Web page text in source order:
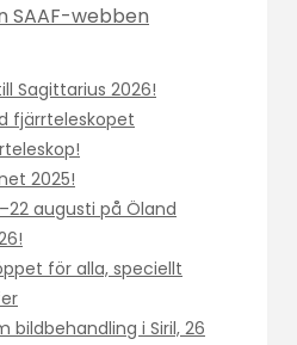
SAAF-webben
Sagittarius 2026!
fjärrteleskopet
2025!
augusti på Öland
för alla, speciellt
i Siril, 26